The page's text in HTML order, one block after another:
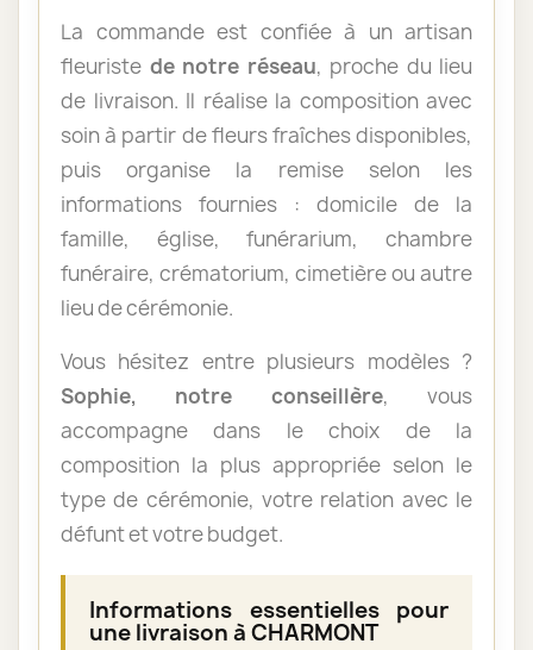
La commande est confiée à un artisan
fleuriste de notre réseau, proche du lieu
de livraison. Il réalise la composition avec
soin à partir de fleurs fraîches disponibles,
puis organise la remise selon les
informations fournies : domicile de la
famille, église, funérarium, chambre
funéraire, crématorium, cimetière ou autre
lieu de cérémonie.
Vous hésitez entre plusieurs modèles ?
Sophie, notre conseillère, vous
accompagne dans le choix de la
composition la plus appropriée selon le
type de cérémonie, votre relation avec le
défunt et votre budget.
Informations essentielles pour
une livraison à CHARMONT